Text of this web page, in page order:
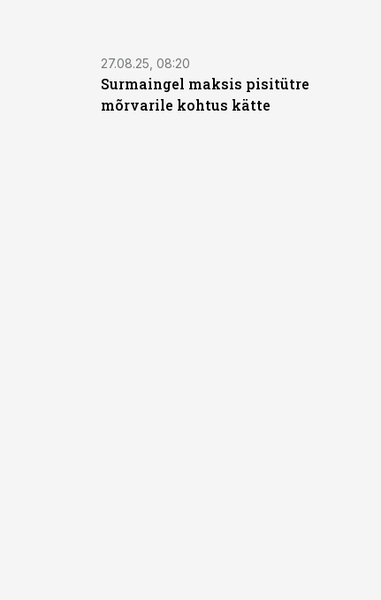
27.08.25, 08:20
Surmaingel maksis pisitütre
mõrvarile kohtus kätte